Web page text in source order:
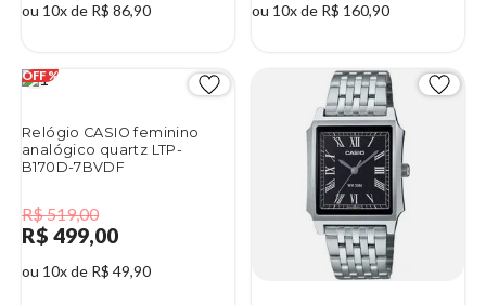
ou 10x de R$ 86,90 ou 10x de R$ 160,90
Relógio CASIO feminino
analógico quartz LTP-
B170D-7BVDF
R$ 519,00
R$ 499,00
ou 10x de R$ 49,90